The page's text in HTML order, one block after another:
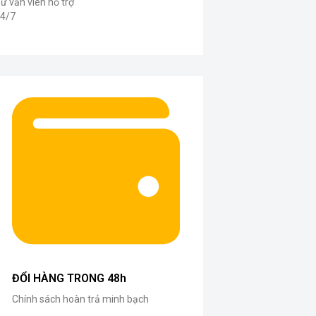
7
ĐỔI HÀNG TRONG 48h
Chính sách hoàn trả minh bạch